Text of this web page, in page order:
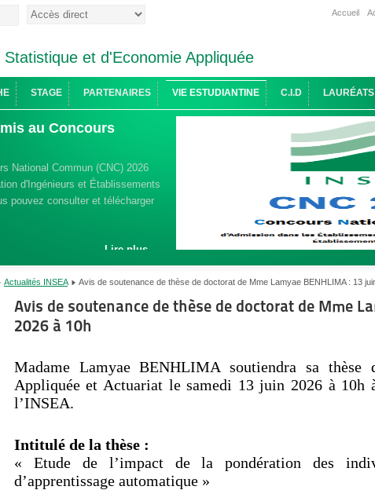
Accueil
et d'Economie Appliquée
STAGE PARTENAIRES VIE ESTUDIANTINE C.I.D LAURÉATS
au Concours
National Commun (CNC) 2026
d'Ingénieurs et Établissements
pouvez consulter et télécharger
Lire plus ...
Actualités INSEA Avis de soutenance de thèse de doctorat de Mme Lamyae BENHLIMA : 13
Avis de soutenance de thèse de doctorat de Mme
2026 à 10h
Madame Lamyae BENHLIMA soutiendra sa thèse
Appliquée et Actuariat le samedi 13 juin 2026 à 10h
l’INSEA.
Intitulé de la thèse :
« Etude de l’impact de la pondération des
d’apprentissage automatique »